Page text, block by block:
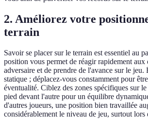
2. Améliorez votre
terrain
Savoir se placer sur le terrain est essentiel au
position vous permet de réagir rapidement aux
adversaire et de prendre de l'avance sur le jeu.
statique ; déplacez-vous constamment pour
éventualité. Ciblez des zones spécifiques sur
pied devant l'autre pour un équilibre
d'autres joueurs, une position bien travaillée
considérablement le niveau de jeu, surtout lors